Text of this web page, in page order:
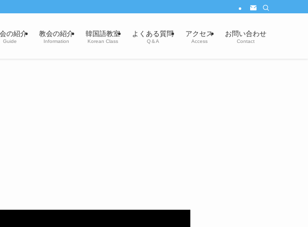
の紹介
Guide
教会の紹介
Information
韓国語教室
Korean Class
よくある質問
Q＆A
アクセス
Access
お問い合わせ
Contact